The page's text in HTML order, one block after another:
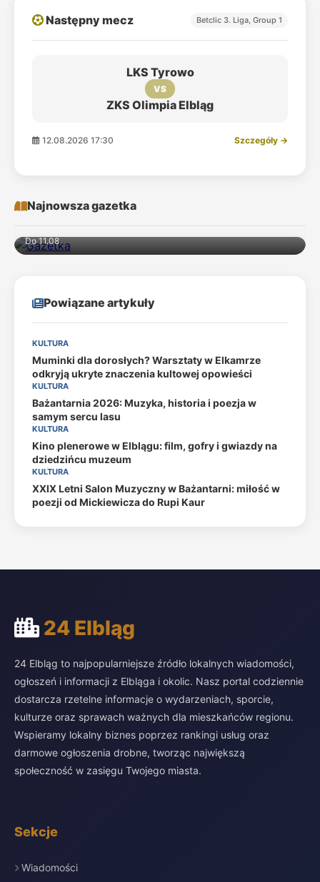
Następny mecz Betclic 3. Liga, Group 1
LKS Tyrowo
VS
ZKS Olimpia Elbląg
12.08.2026 17:30 Szczegóły →
Najnowsza gazetka
Do 11.08
Powiązane artykuły
KULTURA
Muminki dla dorosłych? Warsztaty w Elkamrze
odkryją ukryte znaczenia kultowej opowieści
KULTURA
Bażantarnia 2026: Muzyka, historia i poezja w
samym sercu lasu
KULTURA
Kino plenerowe w Elblągu: film, gofry i gwiazdy na
dziedzińcu muzeum
KULTURA
XXIX Letni Salon Muzyczny w Bażantarni: miłość w
poezji od Mickiewicza do Rupi Kaur
24 Elbląg
24 Elbląg to najpopularniejsze źródło lokalnych wiadomości,
ogłoszeń i informacji z Elbląga i okolic. Nasz portal codziennie
dostarcza rzetelne informacje o wydarzeniach, sporcie,
kulturze oraz sprawach ważnych dla mieszkańców regionu.
Wspieramy lokalny biznes poprzez rankingi usług oraz
darmowe ogłoszenia drobne, tworząc największą
społeczność w zasięgu Twojego miasta.
Sekcje
Wiadomości